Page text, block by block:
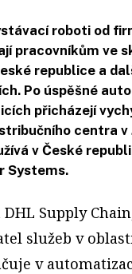
roboti od
pracovníkům ve
republice a
Po úspěšné
přicházejí
centra v
v České
Systems.
Supply
služeb v
v